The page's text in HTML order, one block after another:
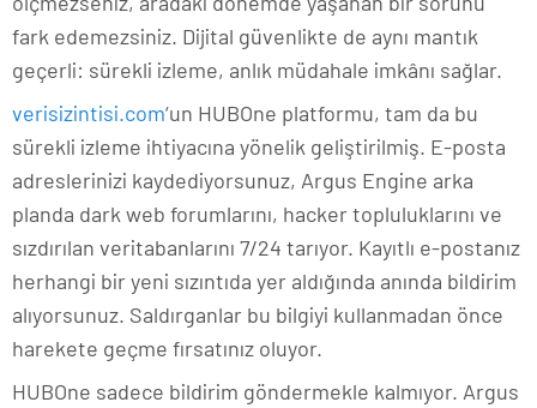
fark edemezsiniz. Dijital güvenlikte de aynı mantık
geçerli: sürekli izleme, anlık müdahale imkânı sağlar.
verisizintisi.com‘un HUBOne platformu, tam da bu
sürekli izleme ihtiyacına yönelik geliştirilmiş. E-posta
adreslerinizi kaydediyorsunuz, Argus Engine arka
planda dark web forumlarını, hacker topluluklarını ve
sızdırılan veritabanlarını 7/24 tarıyor. Kayıtlı e-postanız
herhangi bir yeni sızıntıda yer aldığında anında bildirim
alıyorsunuz. Saldırganlar bu bilgiyi kullanmadan önce
harekete geçme fırsatınız oluyor.
HUBOne sadece bildirim göndermekle kalmıyor. Argus